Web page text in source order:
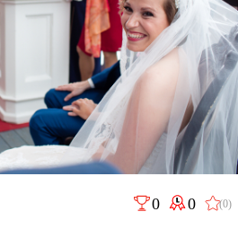
0 0 (0)